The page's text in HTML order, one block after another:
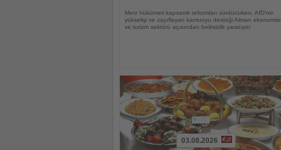
Merz hükümeti kapsamlı reformları sürdürürken, AfD'nin
yükselişi ve zayıflayan kamuoyu desteği Alman ekonomisi
ve turizm sektörü açısından belirsizlik yaratıyor
03.08.2026